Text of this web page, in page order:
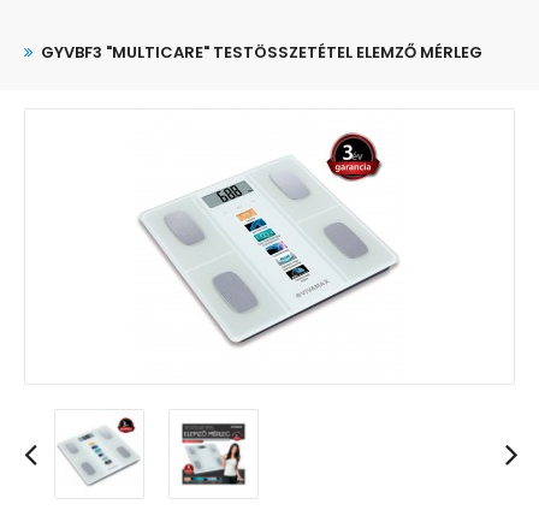
GYVBF3 "MULTICARE" TESTÖSSZETÉTEL ELEMZŐ MÉRLEG